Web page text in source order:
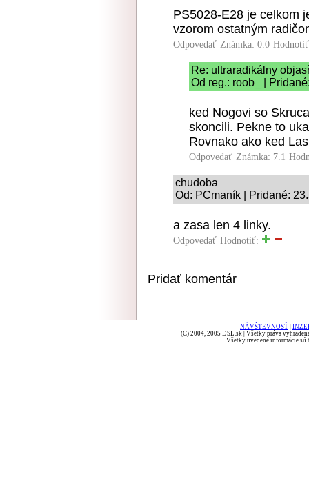
PS5028-E28 je celkom
vzorom ostatným
Odpovedať Známka: 0.0
Re: ultraradikálny
Od reg.: roob_ |
ked Nogovi so
skoncili. Pekne to
Rovnako ako ked
Odpovedať Známka: 7.1
chudoba
Od: PCmaník | Pridané:
a zasa len 4 linky.
Odpovedať Hodnotiť:
Pridať komentár
NÁVŠTEVNOSŤ
(C) 2004, 2005 DSL.sk | Všetky práva
Všetky uvedené informácie sú